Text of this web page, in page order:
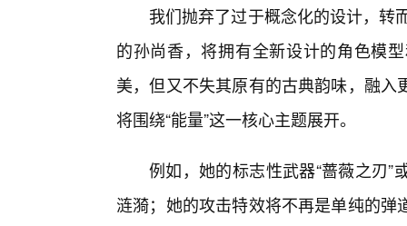
我们抛弃了过于概念化的设计，转
的孙尚香，将拥有全新设计的角色模
美，但又不失其原有的古典韵味，融
将围绕“能量”这一核心主题展开。
例如，她的标志性武器“蔷薇之刃
涟漪；她的攻击特效将不再是单纯的